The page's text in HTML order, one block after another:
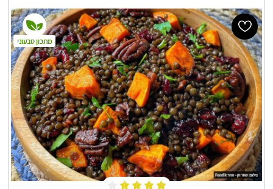
מתכון טבעוני